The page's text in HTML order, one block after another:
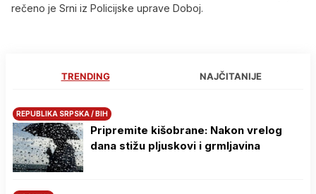
rečeno je Srni iz Policijske uprave Doboj.
TRENDING NAJČITANIJE
REPUBLIKA SRPSKA / BIH
Pripremite kišobrane: Nakon vrelog
dana stižu pljuskovi i grmljavina